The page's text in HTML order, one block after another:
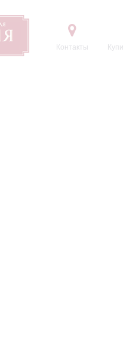
Контакты